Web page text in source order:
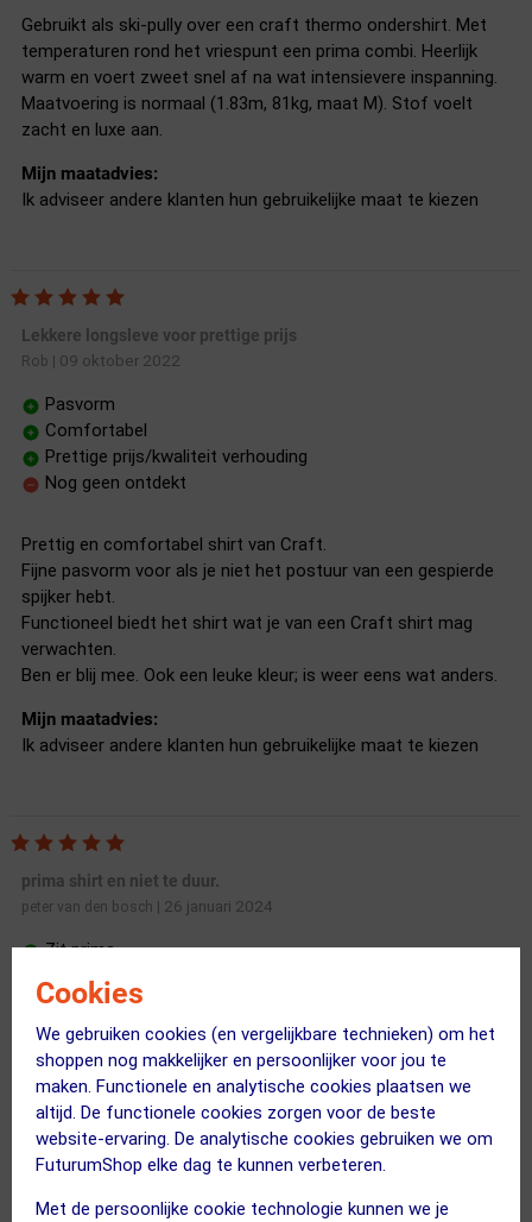
Cookies
We gebruiken cookies (en vergelijkbare technieken) om het
shoppen nog makkelijker en persoonlijker voor jou te
maken. Functionele en analytische cookies plaatsen we
altijd. De functionele cookies zorgen voor de beste
website-ervaring. De analytische cookies gebruiken we om
FuturumShop elke dag te kunnen verbeteren.
Met de persoonlijke cookie technologie kunnen we je
Gebruikt als ski-pully over een craft thermo ondershirt. Met
temperaturen rond het vriespunt een prima combi. Heerlijk
warm en voert zweet snel af na wat intensievere inspanning.
Maatvoering is normaal (1.83m, 81kg, maat M). Stof voelt
zacht en luxe aan.
Mijn maatadvies:
Ik adviseer andere klanten hun gebruikelijke maat te kiezen
Lekkere longsleve voor prettige prijs
Rob 09 oktober 2022
Pasvorm
Comfortabel
Prettige prijs/kwaliteit verhouding
Nog geen ontdekt
Prettig en comfortabel shirt van Craft.
Fijne pasvorm voor als je niet het postuur van een gespierde
spijker hebt.
Functioneel biedt het shirt wat je van een Craft shirt mag
verwachten.
Ben er blij mee. Ook een leuke kleur; is weer eens wat anders.
Mijn maatadvies:
Ik adviseer andere klanten hun gebruikelijke maat te kiezen
prima shirt en niet te duur.
peter van den bosch 26 januari 2024
Zit prima
Niet te koud of te warm
Maat voering klopt
Nog niets gevonden
Shirt zit prima ,tijdens het hardlopen heb je er geen last van
dat het te warm of te koud zit .
Heb er maar een thermoshirt in de winter onder tijdens het
hardlopen.
Mijn maatadvies: